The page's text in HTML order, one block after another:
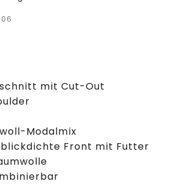
mit Cut-Out
Modalmix
Front mit Futter